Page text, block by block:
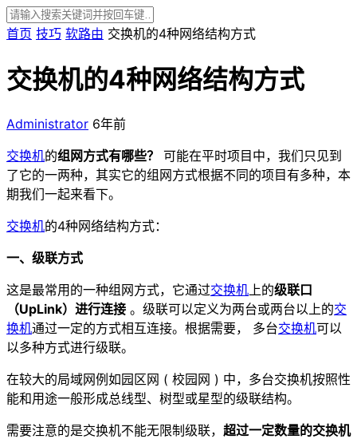
首页 技巧 软路由 交换机的4种网络结构方式
交换机的4种网络结构方式
Administrator 6年前
交换机的组网方式有哪些？
可能在平时项目中，我们只见到
了它的一两种，其实它的组网方式根据不同的项目有多种，本
期我们一起来看下。
交换机的4种网络结构方式：
一、级联方式
这是最常用的一种组网方式，它通过交换机 上的级联口
（UpLink）进行连接 。级联可以定义为两台或两台以上的交
换机通过一定的方式相互连接。根据需要， 多台交换机可以
以多种方式进行级联。
在较大的局域网例如园区网 ( 校园网 ) 中，多台交换机按照性
能和用途一般形成总线型、树型或星型的级联结构。
需要注意的是交换机不能无限制级联， 超过一定数量的交换机